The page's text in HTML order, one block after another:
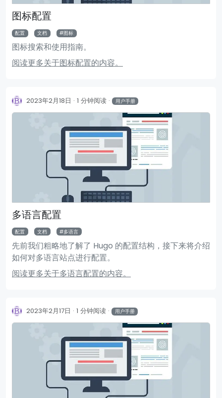
图标配置
配置 文档 图标
图标搜索和使用指南。
阅读更多关于图标配置的内容。
2023年2月18日 1 分钟阅读 用户手册
多语言配置
配置 文档 多语言
先前我们粗略地了解了 Hugo 的配置结构，接下来将介绍
如何对多语言站点进行配置。
阅读更多关于多语言配置的内容。
2023年2月17日 1 分钟阅读 用户手册